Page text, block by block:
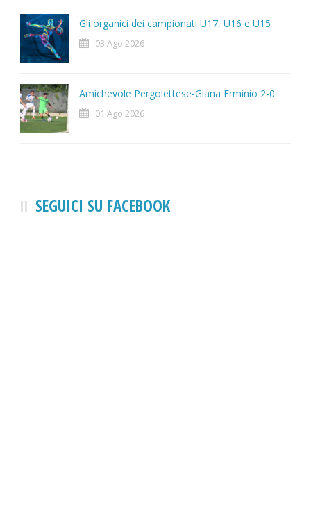
Gli organici dei campionati U17, U16 e U15
03 Ago 2026
Amichevole Pergolettese-Giana Erminio 2-0
01 Ago 2026
SEGUICI SU FACEBOOK